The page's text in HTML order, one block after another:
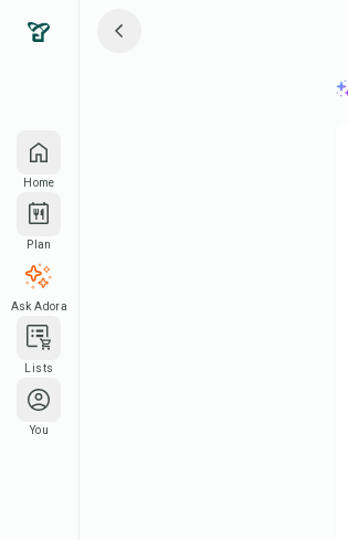
Home
Plan
Ask Adora
Lists
You